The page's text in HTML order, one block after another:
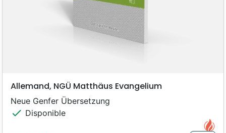
Allemand, NGÜ Matthäus Evangelium
Neue Genfer Übersetzung
check Disponible